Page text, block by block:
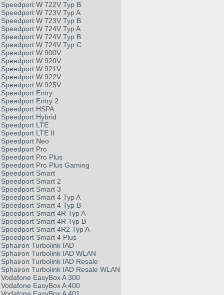
Speedport W 722V Typ B
Speedport W 723V Typ A
Speedport W 723V Typ B
Speedport W 724V Typ A
Speedport W 724V Typ B
Speedport W 724V Typ C
Speedport W 900V
Speedport W 920V
Speedport W 921V
Speedport W 922V
Speedport W 925V
Speedport Entry
Speedport Entry 2
Speedport HSPA
Speedport Hybrid
Speedport LTE
Speedport LTE II
Speedport Neo
Speedport Pro
Speedport Pro Plus
Speedport Pro Plus Gaming
Speedport Smart
Speedport Smart 2
Speedport Smart 3
Speedport Smart 4 Typ A
Speedport Smart 4 Typ B
Speedport Smart 4R Typ A
Speedport Smart 4R Typ B
Speedport Smart 4R2 Typ A
Speedport Smart 4 Plus
Sphairon Turbolink IAD
Sphairon Turbolink IAD WLAN
Sphairon Turbolink IAD Resale
Sphairon Turbolink IAD Resale WLAN
Vodafone EasyBox A 300
Vodafone EasyBox A 400